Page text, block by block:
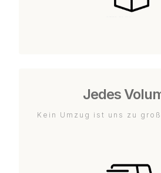
Jedes
Kein Umzug ist uns zu